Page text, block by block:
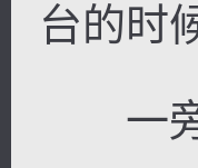
台的时
一旁